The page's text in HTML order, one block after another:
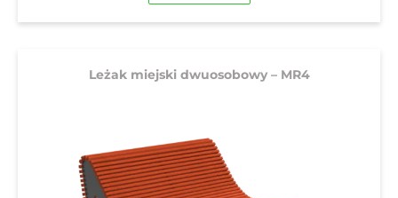
do
4413,24 zł
do
Leżak miejski dwuosobowy – MR4